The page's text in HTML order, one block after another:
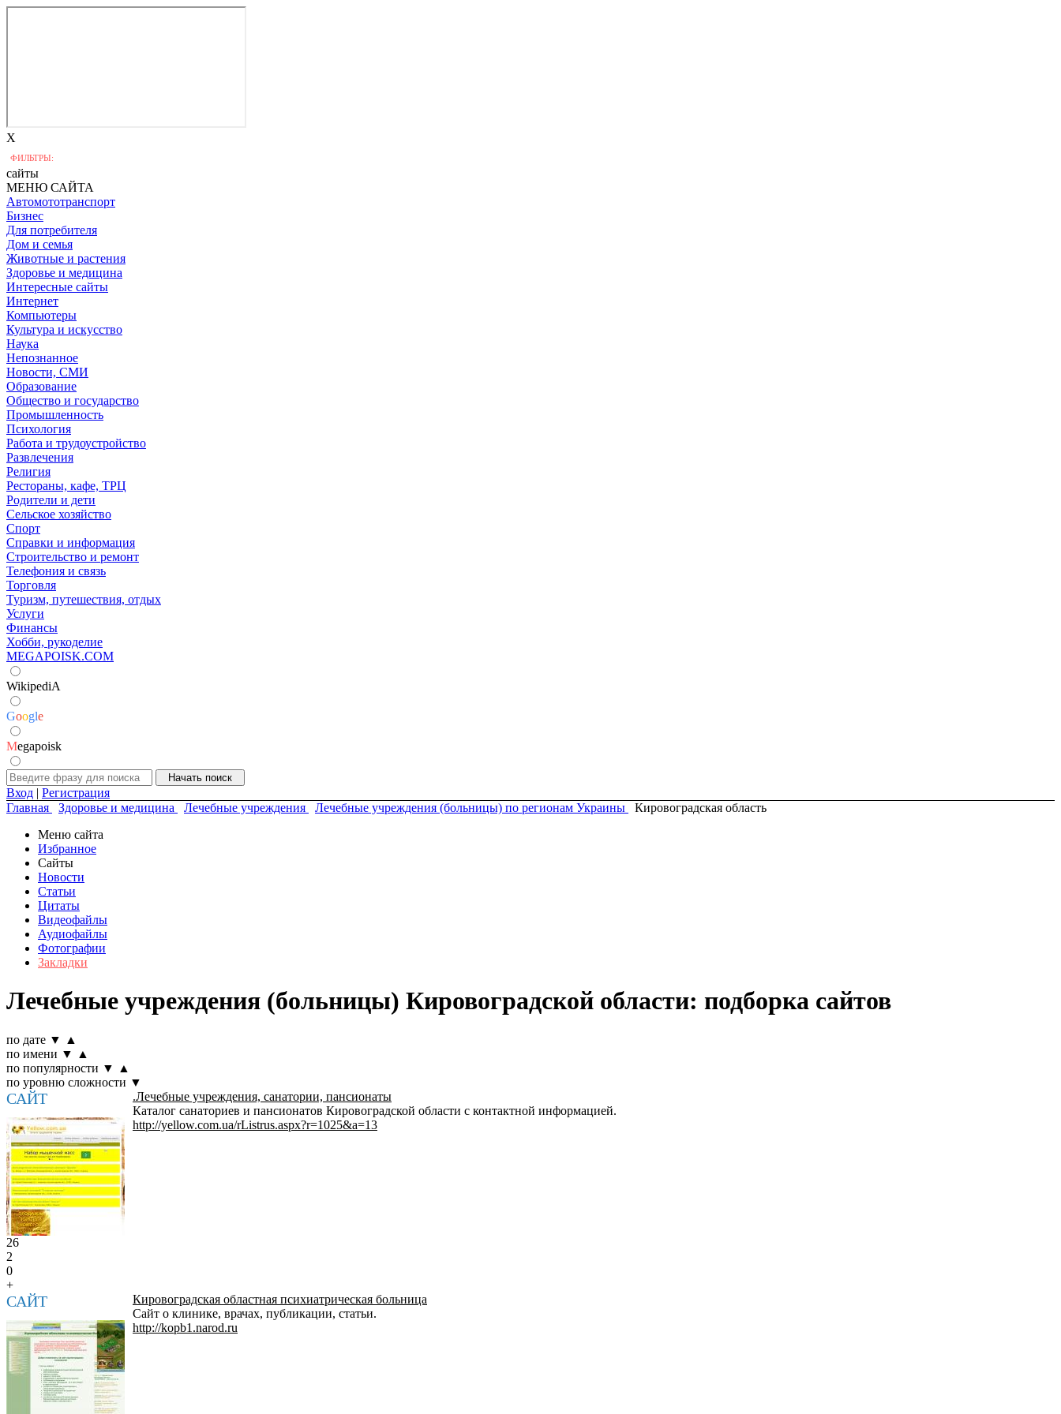
X
ФИЛЬТРЫ:
сайты
МЕНЮ САЙТА
Автомототранспорт
Бизнес
Для потребителя
Дом и семья
Животные и растения
Здоровье и медицина
Интересные сайты
Интернет
Компьютеры
Культура и искусство
Наука
Непознанное
Новости, СМИ
Образование
Общество и государство
Промышленность
Психология
Работа и трудоустройство
Развлечения
Религия
Рестораны, кафе, ТРЦ
Родители и дети
Сельское хозяйство
Спорт
Справки и информация
Строительство и ремонт
Телефония и связь
Торговля
Туризм, путешествия, отдых
Услуги
Финансы
Хобби, рукоделие
MEGAPOISK.COM
WikipediA
Google
Megapoisk
Вход | Регистрация
Главная
Здоровье и медицина Лечебные учреждения Лечебные учреждения (больницы) по регионам Украины
Кировоградская область
Меню сайта
Избранное
Сайты
Новости
Статьи
Цитаты
Видеофайлы
Аудиофайлы
Фотографии
Закладки
Лечебные учреждения (больницы) Кировоградской области: подборка сайтов
по дате ▼
▲
по имени ▼
▲
по популярности ▼
▲
по уровню сложности ▼
САЙТ
.Лечебные учреждения, санатории, пансионаты
Каталог санаториев и пансионатов Кировоградской области с контактной информацией.
http://yellow.com.ua/rListrus.aspx?r=1025&a=13
26
2
0
+
САЙТ
Кировоградская областная психиатрическая больница
Сайт о клинике, врачах, публикации, статьи.
http://kopb1.narod.ru